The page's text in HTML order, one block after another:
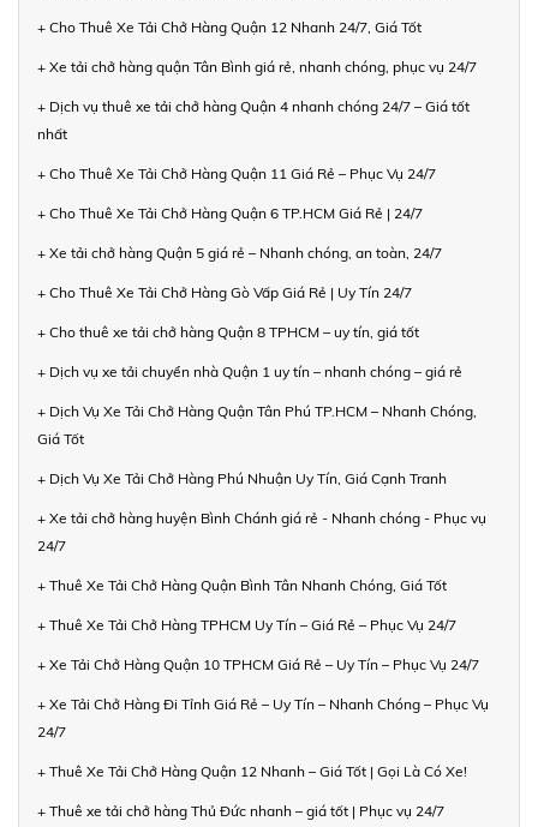
+ Cho Thuê Xe Tải Chở Hàng Quận 12 Nhanh 24/7, Giá Tốt
+ Xe tải chở hàng quận Tân Bình giá rẻ, nhanh chóng, phục vụ 24/7
+ Dịch vụ thuê xe tải chở hàng Quận 4 nhanh chóng 24/7 – Giá tốt
nhất
+ Cho Thuê Xe Tải Chở Hàng Quận 11 Giá Rẻ – Phục Vụ 24/7
+ Cho Thuê Xe Tải Chở Hàng Quận 6 TP.HCM Giá Rẻ | 24/7
+ Xe tải chở hàng Quận 5 giá rẻ – Nhanh chóng, an toàn, 24/7
+ Cho Thuê Xe Tải Chở Hàng Gò Vấp Giá Rẻ | Uy Tín 24/7
+ Cho thuê xe tải chở hàng Quận 8 TPHCM – uy tín, giá tốt
+ Dịch vụ xe tải chuyển nhà Quận 1 uy tín – nhanh chóng – giá rẻ
+ Dịch Vụ Xe Tải Chở Hàng Quận Tân Phú TP.HCM – Nhanh Chóng,
Giá Tốt
+ Dịch Vụ Xe Tải Chở Hàng Phú Nhuận Uy Tín, Giá Cạnh Tranh
+ Xe tải chở hàng huyện Bình Chánh giá rẻ - Nhanh chóng - Phục vụ
24/7
+ Thuê Xe Tải Chở Hàng Quận Bình Tân Nhanh Chóng, Giá Tốt
+ Thuê Xe Tải Chở Hàng TPHCM Uy Tín – Giá Rẻ – Phục Vụ 24/7
+ Xe Tải Chở Hàng Quận 10 TPHCM Giá Rẻ – Uy Tín – Phục Vụ 24/7
+ Xe Tải Chở Hàng Đi Tỉnh Giá Rẻ – Uy Tín – Nhanh Chóng – Phục Vụ
24/7
+ Thuê Xe Tải Chở Hàng Quận 12 Nhanh – Giá Tốt | Gọi Là Có Xe!
+ Thuê xe tải chở hàng Thủ Đức nhanh – giá tốt | Phục vụ 24/7